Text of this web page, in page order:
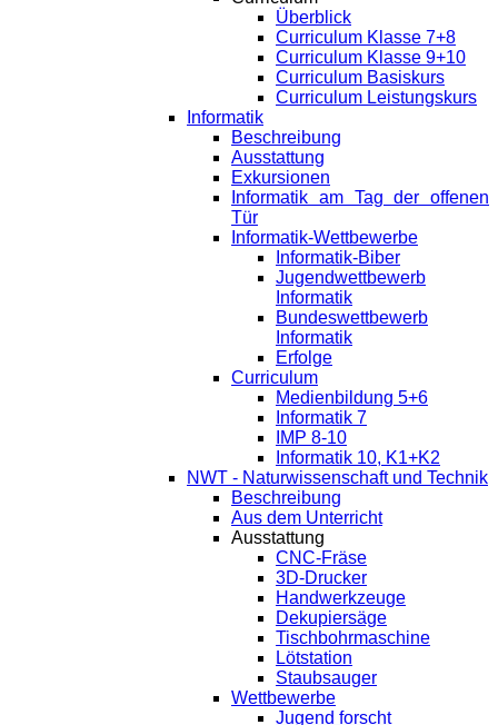
Überblick
Curriculum Klasse 7+8
Curriculum Klasse 9+10
Curriculum Basiskurs
Curriculum Leistungskurs
Informatik
Beschreibung
Ausstattung
Exkursionen
Informatik am Tag der offenen
Tür
Informatik-Wettbewerbe
Informatik-Biber
Jugendwettbewerb
Informatik
Bundeswettbewerb
Informatik
Erfolge
Curriculum
Medienbildung 5+6
Informatik 7
IMP 8-10
Informatik 10, K1+K2
NWT - Naturwissenschaft und Technik
Beschreibung
Aus dem Unterricht
Ausstattung
CNC-Fräse
3D-Drucker
Handwerkzeuge
Dekupiersäge
Tischbohrmaschine
Lötstation
Staubsauger
Wettbewerbe
Jugend forscht